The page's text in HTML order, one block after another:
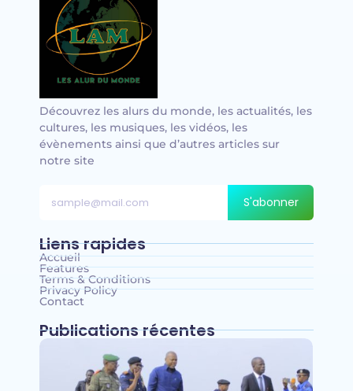
Découvrez les alurs du monde, les actualités, les
cultures, les musiques, les vidéos, les
évènements ainsi que d’autres articles sur
notre site
S'abonner
Liens rapides
Accueil
Features
Terms & Conditions
Privacy Policy
Contact
Publications récentes